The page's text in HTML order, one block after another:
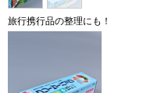
旅行携行品の整理にも！